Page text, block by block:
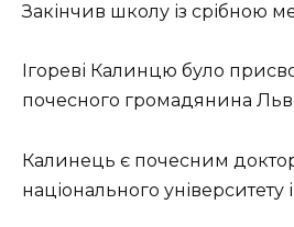
Закінчив школу із срібною
Ігореві Калинцю було
почесного громадянина
Калинець є почесним
національного університету